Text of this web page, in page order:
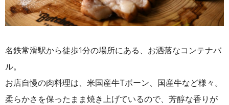
名鉄常滑駅から徒歩1分の場所にある、お洒落なコンテナバ
ル。
お店自慢の肉料理は、米国産牛Tボーン、国産牛など様々。
柔らかさを保ったまま焼き上げているので、芳醇な香りが